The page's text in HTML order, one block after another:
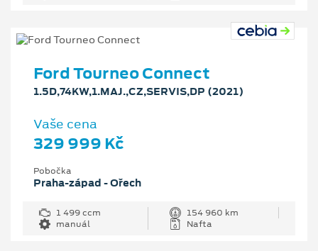
Ford Tourneo Connect
1.5D,74KW,1.MAJ.,CZ,SERVIS,DP (2021)
Vaše cena
329 999 Kč
Pobočka
Praha-západ - Ořech
1 499 ccm
154 960 km
manuál
Nafta